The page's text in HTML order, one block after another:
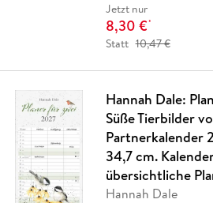
Jetzt nur
8,30 €*
Statt 10,47 €
Hannah Dale:
Süße Tierbilder
Partnerkalender
34,7 cm.
übersichtliche
Hannah Dale